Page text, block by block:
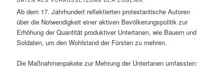
Ab dem 17. Jahrhundert reflektierten protestantische Autoren
über die Notwendigkeit einer aktiven Bevölkerungspolitik zur
Erhöhung der Quantität produktiver Untertanen, wie Bauern und
Soldaten, um den Wohlstand der Fürsten zu mehren.
Die Maßnahmenpakete zur Mehrung der Untertanen umfassten: